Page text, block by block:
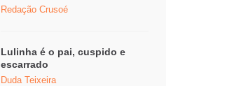
Redação Crusoé
Lulinha é o pai, cuspido e
escarrado
Duda Teixeira